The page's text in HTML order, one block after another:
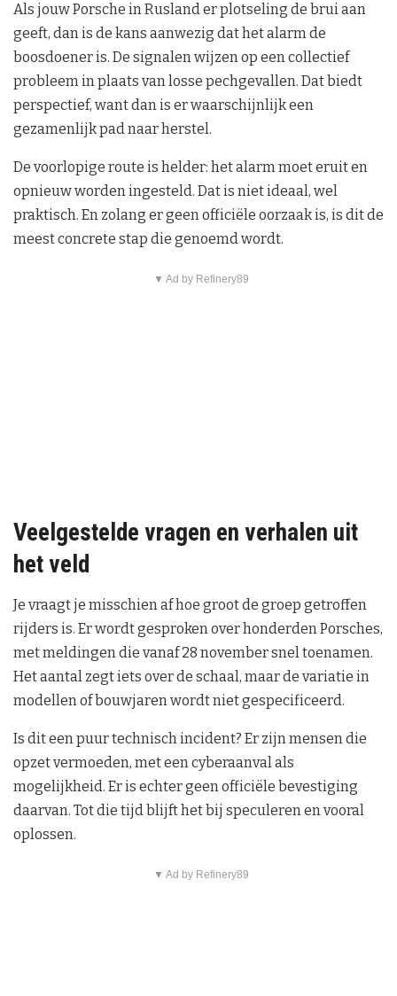
Als jouw Porsche in Rusland er plotseling de brui aan
geeft, dan is de kans aanwezig dat het alarm de
boosdoener is. De signalen wijzen op een collectief
probleem in plaats van losse pechgevallen. Dat biedt
perspectief, want dan is er waarschijnlijk een
gezamenlijk pad naar herstel.
De voorlopige route is helder: het alarm moet eruit en
opnieuw worden ingesteld. Dat is niet ideaal, wel
praktisch. En zolang er geen officiële oorzaak is, is dit de
meest concrete stap die genoemd wordt.
▼ Ad by Refinery89
Veelgestelde vragen en verhalen uit
het veld
Je vraagt je misschien af hoe groot de groep getroffen
rijders is. Er wordt gesproken over honderden Porsches,
met meldingen die vanaf 28 november snel toenamen.
Het aantal zegt iets over de schaal, maar de variatie in
modellen of bouwjaren wordt niet gespecificeerd.
Is dit een puur technisch incident? Er zijn mensen die
opzet vermoeden, met een cyberaanval als
mogelijkheid. Er is echter geen officiële bevestiging
daarvan. Tot die tijd blijft het bij speculeren en vooral
oplossen.
▼ Ad by Refinery89